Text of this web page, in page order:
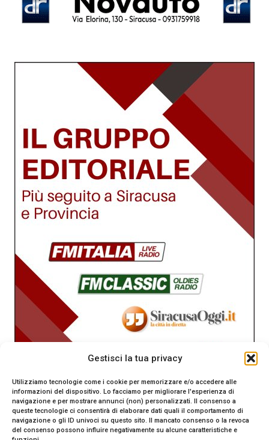
Gestisci la tua privacy
Utilizziamo tecnologie come i cookie per memorizzare e/o accedere alle
informazioni del dispositivo. Lo facciamo per migliorare l'esperienza di
navigazione e per mostrare annunci (non) personalizzati. Il consenso a
queste tecnologie ci consentirà di elaborare dati quali il comportamento di
navigazione o gli ID univoci su questo sito. Il mancato consenso o la revoca
del consenso possono influire negativamente su alcune caratteristiche e